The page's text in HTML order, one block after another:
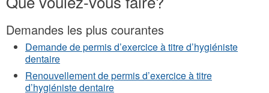
Demandes les plus courantes
Demande de permis d’exercice à titre d’hygiéniste
dentaire
Renouvellement de permis d’exercice à titre
d’hygiéniste dentaire